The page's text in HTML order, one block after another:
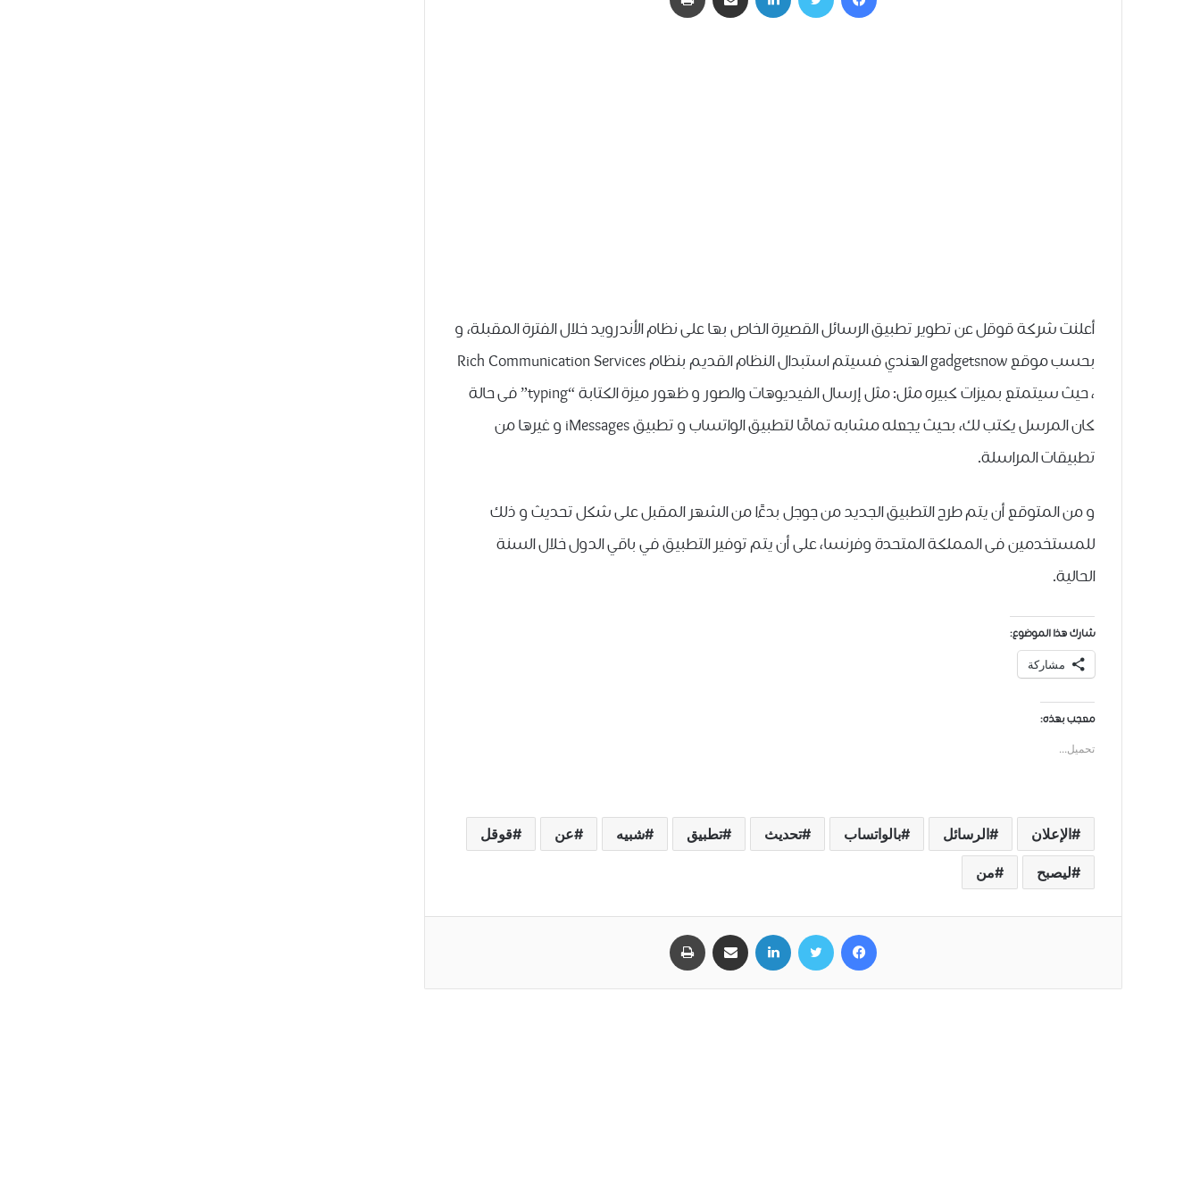
أعلنت شركة قوقل عن تطوير تطبيق الرسائل القصيرة الخاص بها على نظام الأندرويد خلال الفترة المقبلة، و
بحسب موقع gadgetsnow الهندي فسيتم استبدال النظام القديم بنظام Rich Communication Services
، حيث سيتمتع بميزات كبيره مثل: ﻣﺜﻞ ﺇﺭﺳﺎﻝ ﺍﻟﻔﻴﺪﻳﻮﻫﺎﺕ ﻭﺍﻟﺼﻮﺭ ﻭ ﻇﻬﻮﺭ ﻣﻴﺰﺓ ﺍﻟﻜﺘﺎﺑﺔ “typing” ﻓﻰ ﺣﺎﻟﺔ
ﻛﺎﻥ ﺍﻟﻤﺮﺳﻞ ﻳﻜﺘﺐ ﻟﻚ، بحيث ﻳﺠﻌﻠﻪ ﻣﺸﺎﺑﻪ ﺗﻤﺎﻣًﺎ لتطبيق الواتساب و تطبيق iMessages ﻭ ﻏﻴﺮﻫﺎ ﻣﻦ
ﺗﻄﺒﻴﻘﺎﺕ ﺍﻟﻤﺮﺍﺳﻠﺔ.
و من المتوقع أن ﻳﺘﻢ ﻃﺮﺡ ﺍﻟﺘﻄﺒﻴﻖ ﺍﻟﺠﺪﻳﺪ ﻣﻦ ﺟﻮﺟﻞ ﺑﺪﺀًﺍ ﻣﻦ ﺍﻟﺸﻬﺮ ﺍﻟﻤﻘﺒﻞ على شكل تحديث و ذلك
ﻟﻠﻤﺴﺘﺨﺪﻣﻴﻦ ﻓﻰ ﺍﻟﻤﻤﻠﻜﺔ ﺍﻟﻤﺘﺤﺪﺓ ﻭﻓﺮﻧﺴﺎ، على أن يتم توفير التطبيق في باقي الدول ﺧﻼﻝ ﺍﻟﺴﻨﺔ
ﺍﻟﺤﺎﻟﻴﺔ.
شارك هذا الموضوع:
مشاركة
معجب بهذه:
تحميل...
الإعلان الرسائل بالواتساب تحديث تطبيق شبيه عن قوقل
ليصبح من
فيسبوك تويتر لينكدإن مشاركة عبر البريد